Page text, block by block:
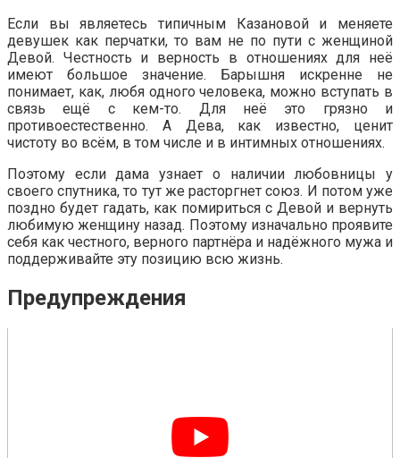
Если вы являетесь типичным Казановой и меняете
девушек как перчатки, то вам не по пути с женщиной
Девой. Честность и верность в отношениях для неё
имеют большое значение. Барышня искренне не
понимает, как, любя одного человека, можно вступать в
связь ещё с кем-то. Для неё это грязно и
противоестественно. А Дева, как известно, ценит
чистоту во всём, в том числе и в интимных отношениях.
Поэтому если дама узнает о наличии любовницы у
своего спутника, то тут же расторгнет союз. И потом уже
поздно будет гадать, как помириться с Девой и вернуть
любимую женщину назад. Поэтому изначально проявите
себя как честного, верного партнёра и надёжного мужа и
поддерживайте эту позицию всю жизнь.
Предупреждения